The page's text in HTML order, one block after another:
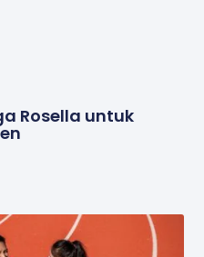
Rosella untuk